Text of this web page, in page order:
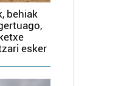
behiak
esker